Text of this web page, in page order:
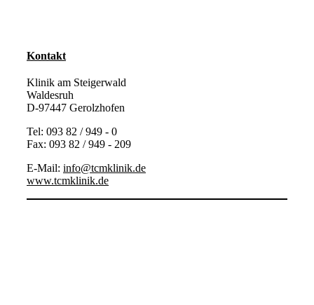
Kontakt
Klinik am Steigerwald
Waldesruh
D-97447 Gerolzhofen
Tel: 093 82 / 949 - 0
Fax: 093 82 / 949 - 209
E-Mail: info@tcmklinik.de
www.tcmklinik.de